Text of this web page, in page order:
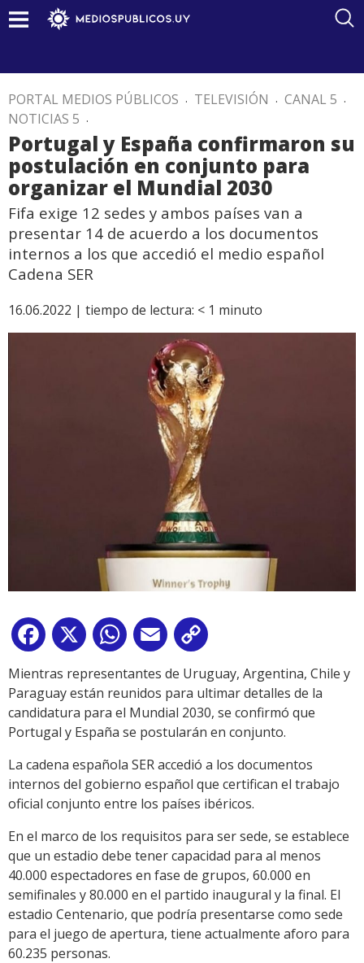
PORTAL MEDIOS PÚBLICOS . TELEVISIÓN . CANAL 5 .
NOTICIAS 5 .
Portugal y España confirmaron su
postulación en conjunto para
organizar el Mundial 2030
Fifa exige 12 sedes y ambos países van a
presentar 14 de acuerdo a los documentos
internos a los que accedió el medio español
Cadena SER
16.06.2022 | tiempo de lectura: < 1 minuto
Facebook
X WhatsApp
Email
Link
Mientras representantes de Uruguay, Argentina, Chile y
Paraguay están reunidos para ultimar detalles de la
candidatura para el Mundial 2030, se confirmó que
Portugal y España se postularán en conjunto.
La cadena española SER accedió a los documentos
internos del gobierno español que certifican el trabajo
oficial conjunto entre los países ibéricos.
En el marco de los requisitos para ser sede, se establece
que un estadio debe tener capacidad para al menos
40.000 espectadores en fase de grupos, 60.000 en
semifinales y 80.000 en el partido inaugural y la final. El
estadio Centenario, que podría presentarse como sede
para el juego de apertura, tiene actualmente aforo para
60.235 personas.